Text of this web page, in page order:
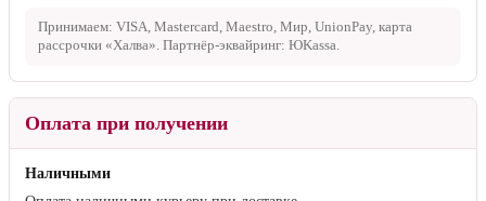
Принимаем: VISA, Mastercard, Maestro, Мир, UnionPay, карта
рассрочки «Халва». Партнёр-эквайринг: ЮKassa.
Оплата при получении
Наличными